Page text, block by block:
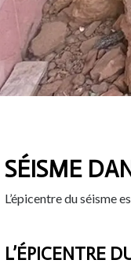
SÉISME
L’épicentre du séisme
L’ÉPICENTRE